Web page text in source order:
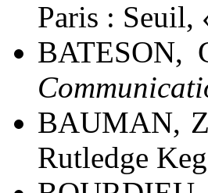
Paris : Seuil,
BATESON,
BAUMAN,
Rutledge